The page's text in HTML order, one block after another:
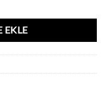
EKLE